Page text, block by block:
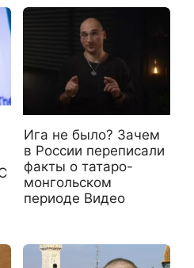
Ига не было? Зачем
в России переписали
факты о татаро-
монгольском
периоде Видео